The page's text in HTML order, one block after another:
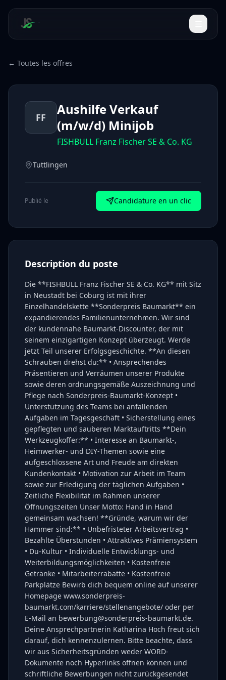
← Toutes les offres
FF
Aushilfe Verkauf
(m/w/d) Minijob
FISHBULL Franz Fischer SE & Co. KG
Tuttlingen
Publié le Candidature en un clic
Description du poste
Die **FISHBULL Franz Fischer SE & Co. KG** mit Sitz
in Neustadt bei Coburg ist mit ihrer
Einzelhandelskette **Sonderpreis Baumarkt** ein
expandierendes Familienunternehmen. Wir sind
der kundennahe Baumarkt-Discounter, der mit
seinem einzigartigen Konzept überzeugt. Werde
jetzt Teil unserer Erfolgsgeschichte. **An diesen
Schrauben drehst du:** • Ansprechendes
Präsentieren und Verräumen unserer Produkte
sowie deren ordnungsgemäße Auszeichnung und
Pflege nach Sonderpreis-Baumarkt-Konzept •
Unterstützung des Teams bei anfallenden
Aufgaben im Tagesgeschäft • Sicherstellung eines
gepflegten und sauberen Marktauftritts **Dein
Werkzeugkoffer:** • Interesse an Baumarkt-,
Heimwerker- und DIY-Themen sowie eine
aufgeschlossene Art und Freude am direkten
Kundenkontakt • Motivation zur Arbeit im Team
sowie zur Erledigung der täglichen Aufgaben •
Zeitliche Flexibilität im Rahmen unserer
Öffnungszeiten Unser Motto: Hand in Hand
gemeinsam wachsen! **Gründe, warum wir der
Hammer sind:** • Unbefristeter Arbeitsvertrag •
Bezahlte Überstunden • Attraktives Prämiensystem
• Du-Kultur • Individuelle Entwicklungs- und
Weiterbildungsmöglichkeiten • Kostenfreie
Getränke • Mitarbeiterrabatte • Kostenfreie
Parkplätze Bewirb dich bequem online auf unserer
Homepage www.sonderpreis-
baumarkt.com/karriere/stellenangebote/ oder per
E-Mail an bewerbung@sonderpreis-baumarkt.de.
Deine Ansprechpartnerin Katharina Hoch freut sich
darauf, dich kennenzulernen. Bitte beachte, dass
wir aus Sicherheitsgründen weder WORD-
Dokumente noch Hyperlinks öffnen können und
schriftliche Bewerbungen nicht zurückgesendet